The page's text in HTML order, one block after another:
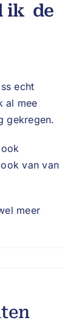
ik de
echt
al mee
gekregen.
van van
meer